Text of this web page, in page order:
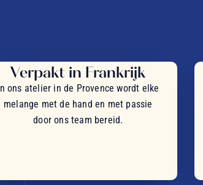
Verpakt in Frankrijk
In ons atelier in de Provence wordt elke
melange met de hand en met passie
door ons team bereid.